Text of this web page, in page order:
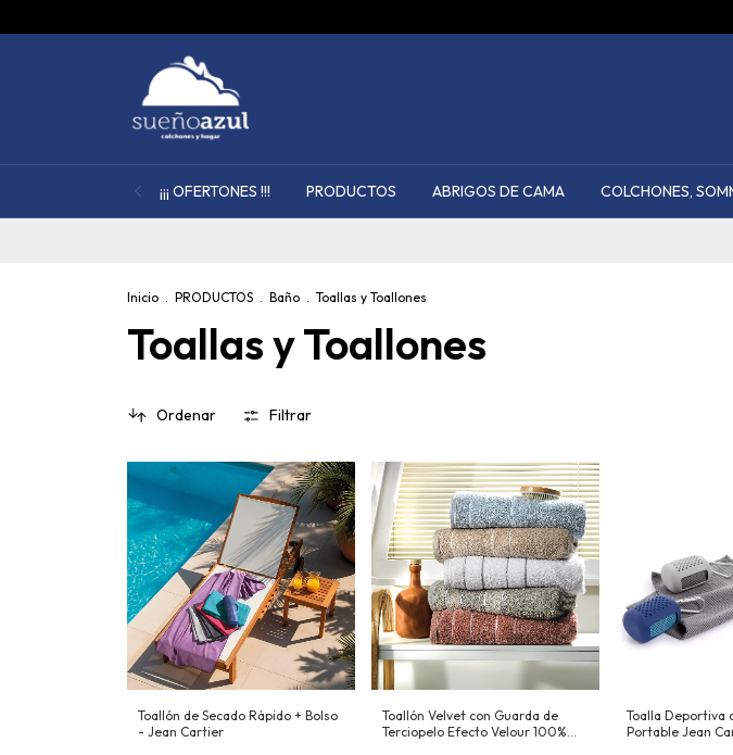
¡¡¡ OFERTONES !!! PRODUCTOS ABRIGOS DE CAMA COLCHONES,
Inicio . PRODUCTOS . Baño . Toallas y Toallones
Toallas y Toallones
Ordenar Filtrar
Toallón de Secado Rápido + Bolso
- Jean Cartier
Toallón Velvet con Guarda de
Terciopelo Efecto Velour 100%
Toalla Deportiva
Portable Jean